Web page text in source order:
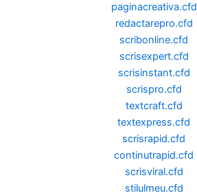
paginacreativa.cfd
redactarepro.cfd
scribonline.cfd
scrisexpert.cfd
scrisinstant.cfd
scrispro.cfd
textcraft.cfd
textexpress.cfd
scrisrapid.cfd
continutrapid.cfd
scrisviral.cfd
stilulmeu.cfd